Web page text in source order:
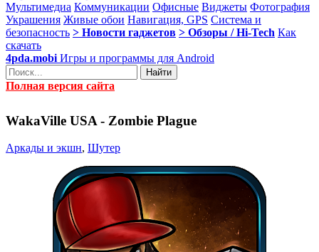
Мультимедиа Коммуникации Офисные Виджеты Фотография
Украшения Живые обои Навигация, GPS Система и
безопасность > Новости гаджетов > Обзоры / Hi-Tech Как
скачать
4pda.mobi Игры и программы для Android
Найти
Полная версия сайта
WakaVille USA - Zombie Plague
Аркады и экшн, Шутер